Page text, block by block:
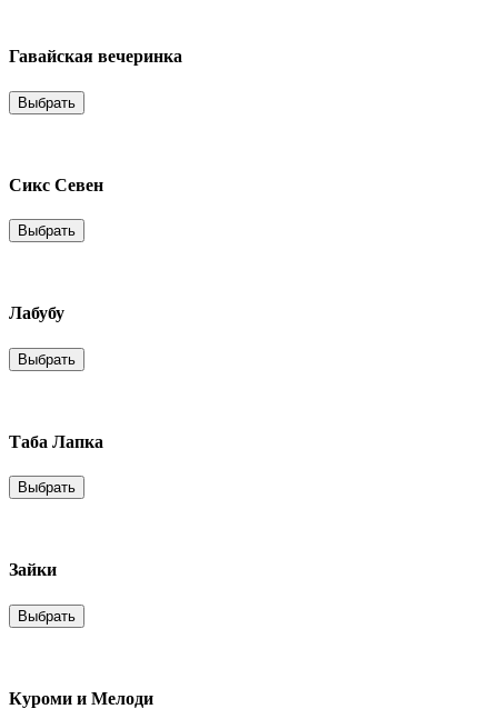
Гавайская вечеринка
Выбрать
Сикс Севен
Выбрать
Лабубу
Выбрать
Таба Лапка
Выбрать
Зайки
Выбрать
Куроми и Мелоди